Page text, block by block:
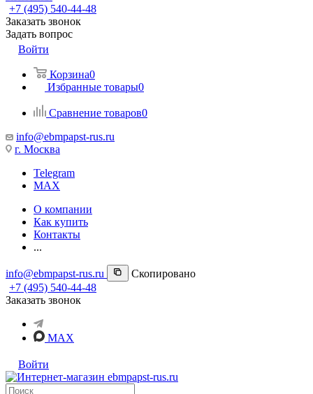
+7 (495) 540-44-48
Заказать звонок
Задать вопрос
Войти
Корзина0
Избранные товары0
Сравнение товаров0
info@ebmpapst-rus.ru
г. Москва
Telegram
MAX
О компании
Как купить
Контакты
...
info@ebmpapst-rus.ru
Скопировано
+7 (495) 540-44-48
Заказать звонок
MAX
Войти